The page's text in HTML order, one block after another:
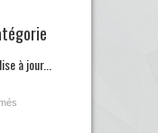
à jour...